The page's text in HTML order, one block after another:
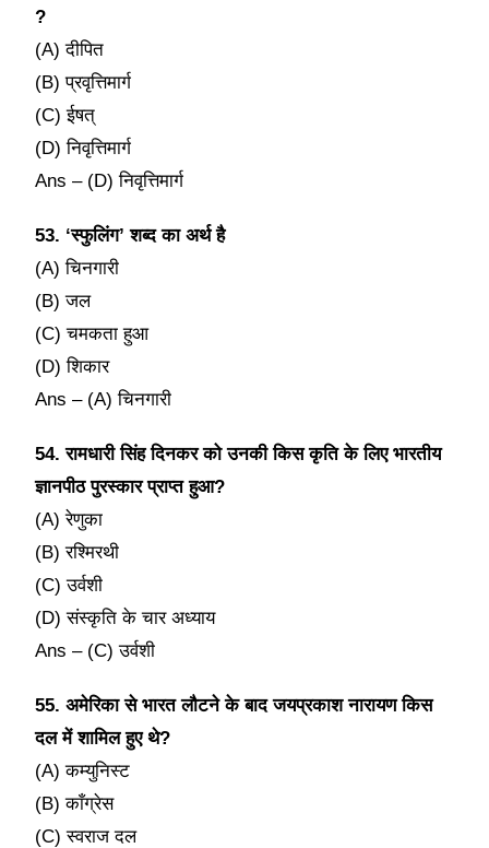
?
(A) दीपित
(B) प्रवृत्तिमार्ग
(C) ईषत्
(D) निवृत्तिमार्ग
Ans – (D) निवृत्तिमार्ग
53. ‘स्फुलिंग’ शब्द का अर्थ है
(A) चिनगारी
(B) जल
(C) चमकता हुआ
(D) शिकार
Ans – (A) चिनगारी
54. रामधारी सिंह दिनकर को उनकी किस कृति के लिए भारतीय
ज्ञानपीठ पुरस्कार प्राप्त हुआ?
(A) रेणुका
(B) रश्मिरथी
(C) उर्वशी
(D) संस्कृति के चार अध्याय
Ans – (C) उर्वशी
55. अमेरिका से भारत लौटने के बाद जयप्रकाश नारायण किस
दल में शामिल हुए थे?
(A) कम्युनिस्ट
(B) काँग्रेस
(C) स्वराज दल